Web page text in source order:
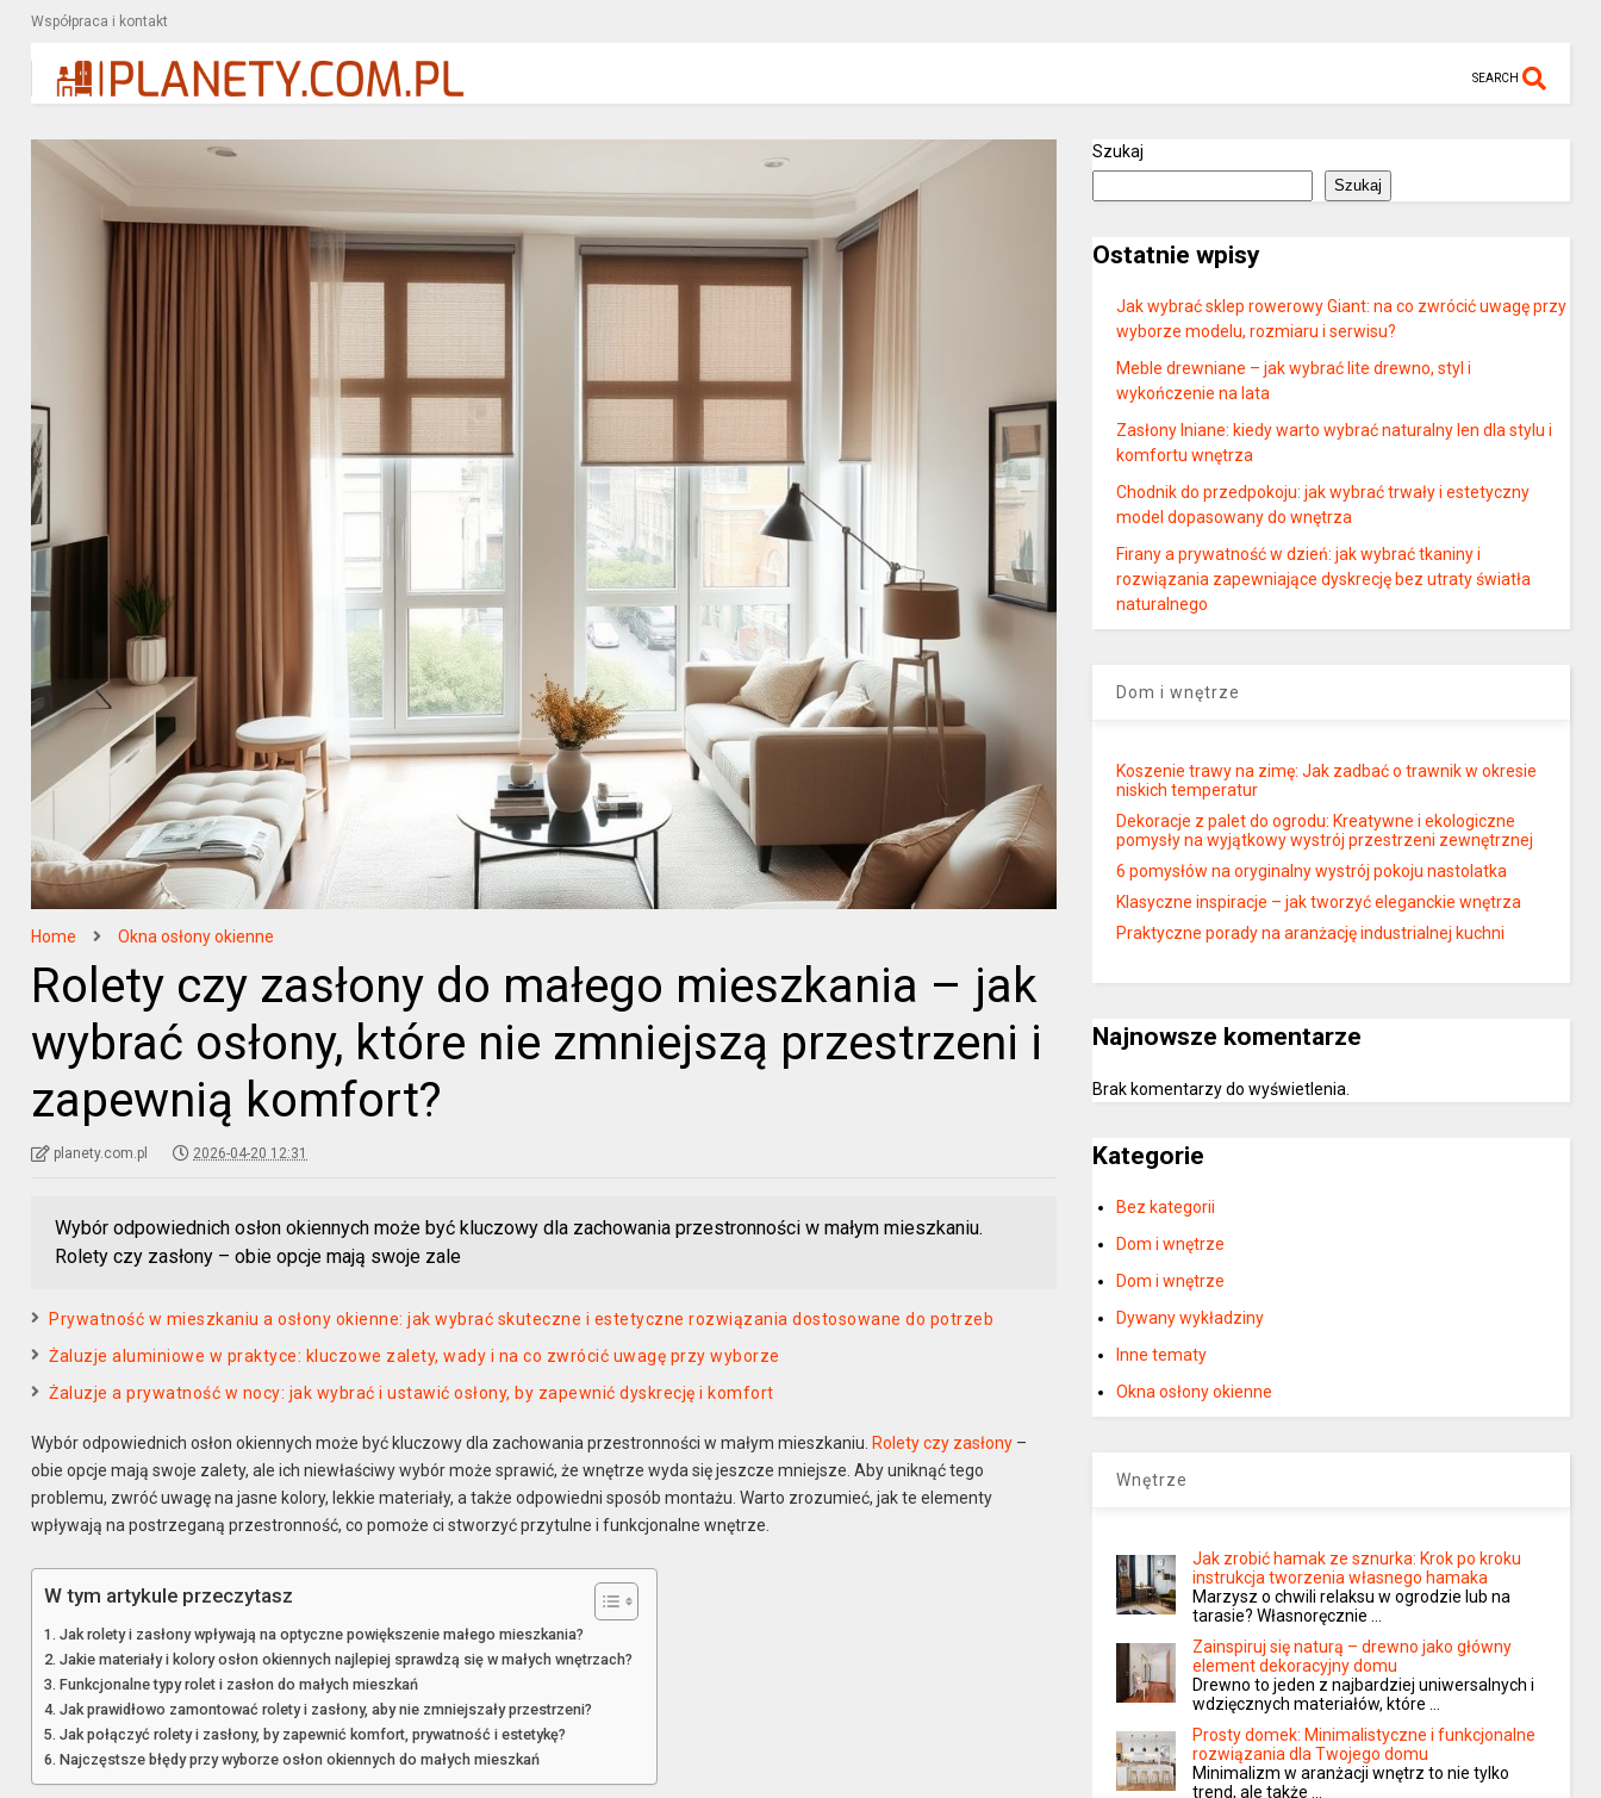
Współpraca i kontakt
SEARCH
Home Okna osłony okienne
Rolety czy zasłony do małego mieszkania – jak
wybrać osłony, które nie zmniejszą przestrzeni i
zapewnią komfort?
planety.com.pl 2026-04-20 12:31
Wybór odpowiednich osłon okiennych może być kluczowy dla zachowania przestronności w małym mieszkaniu.
Rolety czy zasłony – obie opcje mają swoje zale
Prywatność w mieszkaniu a osłony okienne: jak wybrać skuteczne i estetyczne rozwiązania dostosowane do potrzeb
Żaluzje aluminiowe w praktyce: kluczowe zalety, wady i na co zwrócić uwagę przy wyborze
Żaluzje a prywatność w nocy: jak wybrać i ustawić osłony, by zapewnić dyskrecję i komfort
Wybór odpowiednich osłon okiennych może być kluczowy dla zachowania przestronności w małym mieszkaniu. Rolety czy zasłony –
obie opcje mają swoje zalety, ale ich niewłaściwy wybór może sprawić, że wnętrze wyda się jeszcze mniejsze. Aby uniknąć tego
problemu, zwróć uwagę na jasne kolory, lekkie materiały, a także odpowiedni sposób montażu. Warto zrozumieć, jak te elementy
wpływają na postrzeganą przestronność, co pomoże ci stworzyć przytulne i funkcjonalne wnętrze.
W tym artykule przeczytasz
Jak rolety i zasłony wpływają na optyczne powiększenie małego mieszkania?
Jakie materiały i kolory osłon okiennych najlepiej sprawdzą się w małych wnętrzach?
Funkcjonalne typy rolet i zasłon do małych mieszkań
Jak prawidłowo zamontować rolety i zasłony, aby nie zmniejszały przestrzeni?
Jak połączyć rolety i zasłony, by zapewnić komfort, prywatność i estetykę?
Najczęstsze błędy przy wyborze osłon okiennych do małych mieszkań
Szukaj
Szukaj
Ostatnie wpisy
Jak wybrać sklep rowerowy Giant: na co zwrócić uwagę przy
wyborze modelu, rozmiaru i serwisu?
Meble drewniane – jak wybrać lite drewno, styl i
wykończenie na lata
Zasłony lniane: kiedy warto wybrać naturalny len dla stylu i
komfortu wnętrza
Chodnik do przedpokoju: jak wybrać trwały i estetyczny
model dopasowany do wnętrza
Firany a prywatność w dzień: jak wybrać tkaniny i
rozwiązania zapewniające dyskrecję bez utraty światła
naturalnego
Dom i wnętrze
Koszenie trawy na zimę: Jak zadbać o trawnik w okresie
niskich temperatur
Dekoracje z palet do ogrodu: Kreatywne i ekologiczne
pomysły na wyjątkowy wystrój przestrzeni zewnętrznej
6 pomysłów na oryginalny wystrój pokoju nastolatka
Klasyczne inspiracje – jak tworzyć eleganckie wnętrza
Praktyczne porady na aranżację industrialnej kuchni
Najnowsze komentarze
Brak komentarzy do wyświetlenia.
Kategorie
Bez kategorii
Dom i wnętrze
Dom i wnętrze
Dywany wykładziny
Inne tematy
Okna osłony okienne
Wnętrze
Jak zrobić hamak ze sznurka: Krok po kroku
instrukcja tworzenia własnego hamaka
Marzysz o chwili relaksu w ogrodzie lub na
tarasie? Własnoręcznie …
Zainspiruj się naturą – drewno jako główny
element dekoracyjny domu
Drewno to jeden z najbardziej uniwersalnych i
wdzięcznych materiałów, które …
Prosty domek: Minimalistyczne i funkcjonalne
rozwiązania dla Twojego domu
Minimalizm w aranżacji wnętrz to nie tylko
trend, ale także …